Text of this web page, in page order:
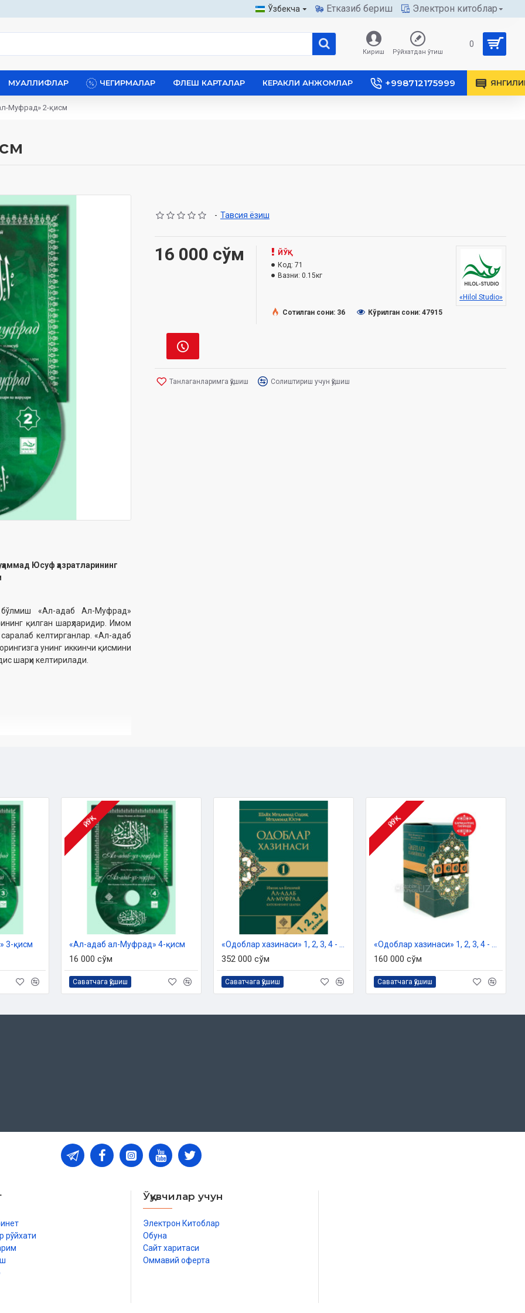
Ўзбекча Етказиб бериш Электрон китоблар
Кириш Рўйхатдан ўтиш
0
МУАЛЛИФЛАР ЧЕГИРМАЛАР ФЛЕШ КАРТАЛАР КЕРАКЛИ АНЖОМЛАР +998712175999
Муфрад» 2-қисм
Юсуф ҳазратларининг
«Ал-адаб Ал-Муфрад»
қилган шарҳларидир. Имом
келтирганлар. «Ал-адаб
унинг иккинчи қисмини
шарҳи келтирилади.
эса
- Тавсия ёзиш
16 000 сўм
ЙЎҚ
Код: 71
Вазни: 0.15кг
«Hilol Studio»
Сотилган сони: 36
Кўрилган сони: 47915
Танлаганларимга қўшиш Солиштириш учун қўшиш
3-қисм
ЙЎҚ
«Ал-адаб ал-Муфрад» 4-қисм
16 000 сўм
Саватчага қўшиш
352 000 сўм
Саватчага қўшиш
ЙЎҚ
160 000 сўм
Саватчага қўшиш
рўйхати
Ўқувчилар учун
Электрон Китоблар
Обуна
Сайт харитаси
Оммавий оферта